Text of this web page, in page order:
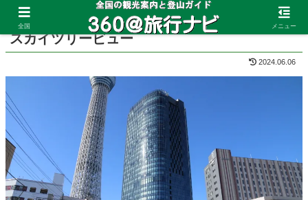
ホーム 東京都 スカイツリー
スカイツリービュー
2024.06.06
全国 メニュー